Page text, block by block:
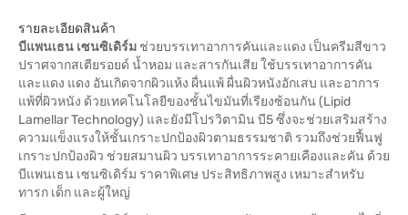
รายละเอียดสินค้า
บีแพนเธน เซนซิเดิร์ม ช่วยบรรเทาอาการคันและแดง เป็นครีมสีขาว
ปราศจากสเตียรอยด์ น้ำหอม และสารกันเสีย ใช้บรรเทาอาการคัน
และแดง แดง อันเกิดจากผิวแห้ง ผื่นแพ้ ผื่นผิวหนังอักเสบ และอาการ
แพ้ที่ผิวหนัง ด้วยเทคโนโลยีของชั้นไขมันที่เรียงซ้อนกัน (Lipid
Lamellar Technology) และยังมีโปรวิตามิน บี5 ซึ่งจะช่วยเสริมสร้าง
ความแข็งแรงให้ชั้นเกราะปกป้องผิวตามธรรมชาติ รวมถึงช่วยฟื้นฟู
เกราะปกป้องผิว ช่วยสมานผิว บรรเทาอาการระคายเคืองและคัน ด้วย
บีแพนเธน เซนซิเดิร์ม ราคาพิเศษ ประสิทธิภาพสูง เหมาะสำหรับ
ทารก เด็ก และผู้ใหญ่